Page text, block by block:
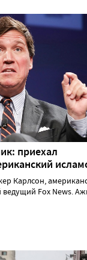
приехал
Карлсон,
Fox News.